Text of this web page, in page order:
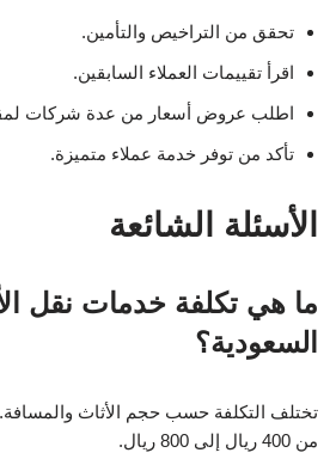
تحقق من التراخيص والتأمين.
اقرأ تقييمات العملاء السابقين.
اطلب عروض أسعار من عدة شركات
تأكد من توفر خدمة عملاء متميزة.
الأسئلة الشائعة
ما هي تكلفة خدمات نقل
السعودية؟
تختلف التكلفة حسب حجم الأثاث والمسافة.
من 400 ريال إلى 800 ريال.